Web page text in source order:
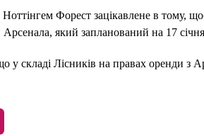
Форест зацікавлене в тому,
Арсенала, який запланований на 17
у складі Лісників на правах оренди з